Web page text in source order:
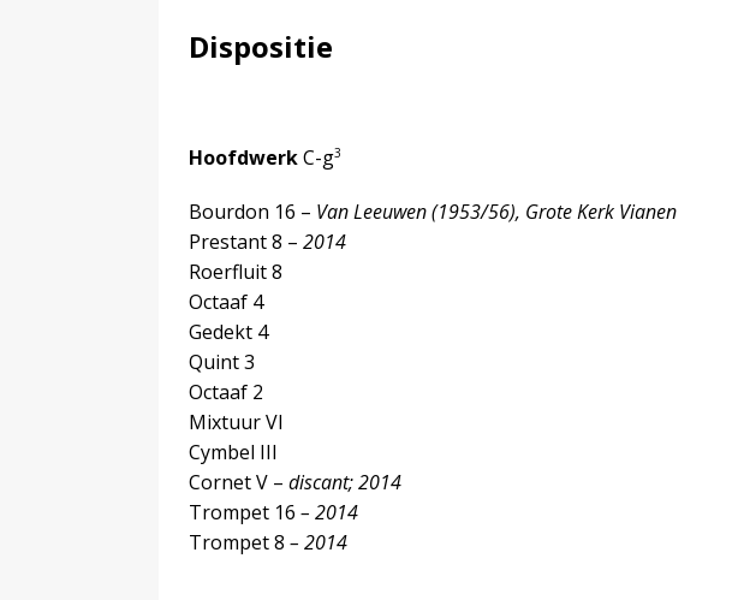
Dispositie
HoofdwerkC-g3
Bourdon 16 – Van Leeuwen (1953/56), Grote Kerk Vianen
Prestant 8 – 2014
Roerfluit 8
Octaaf 4
Gedekt 4
Quint 3
Octaaf 2
Mixtuur VI
Cymbel III
Cornet V – discant; 2014
Trompet 16 – 2014
Trompet 8 – 2014